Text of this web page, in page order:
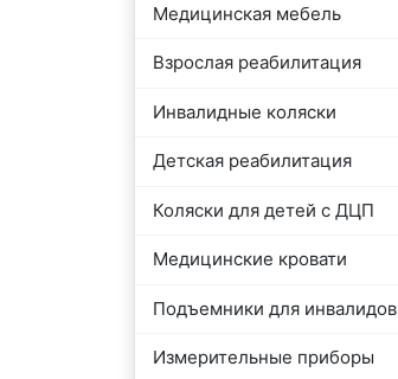
Медицинская мебель
Взрослая реабилитация
Инвалидные коляски
Детская реабилитация
Коляски для детей с ДЦП
Медицинские кровати
Подъемники для инвалидов
Измерительные приборы